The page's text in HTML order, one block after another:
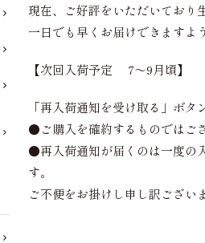
現在、ご好評をいただいており
一日でも早くお届けできますよ
【次回入荷予定 7～9月頃】
「再入荷通知を受け取る」ボ
●ご購入を確約するものではご
●再入荷通知が届くのは一度の
す。
ご不便をお掛けし申し訳ござい